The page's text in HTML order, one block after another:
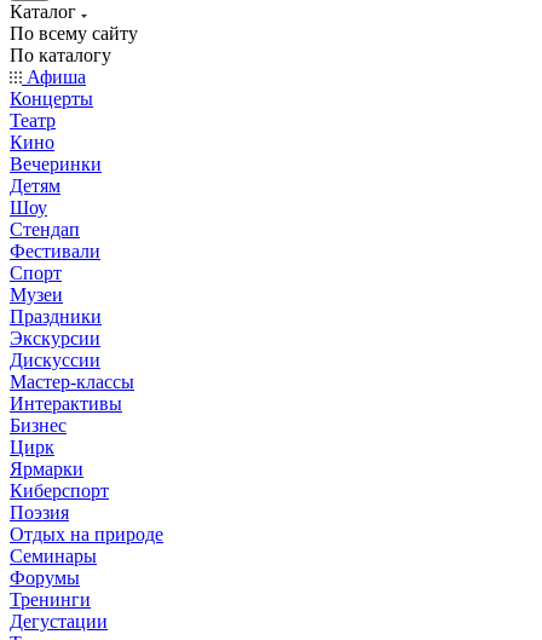
Каталог
По всему сайту
По каталогу
Афиша
Концерты
Театр
Кино
Вечеринки
Детям
Шоу
Стендап
Фестивали
Спорт
Музеи
Праздники
Экскурсии
Дискуссии
Мастер-классы
Интерактивы
Бизнес
Цирк
Ярмарки
Киберспорт
Поэзия
Отдых на природе
Семинары
Форумы
Тренинги
Дегустации